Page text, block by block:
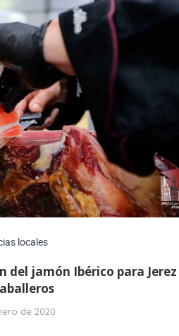
locales
del jamón Ibérico para Jerez
de 2020